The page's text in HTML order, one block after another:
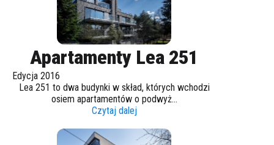
Apartamenty Lea 251
Edycja 2016
Lea 251 to dwa budynki w skład, których wchodzi
osiem apartamentów o podwyż...
Czytaj dalej